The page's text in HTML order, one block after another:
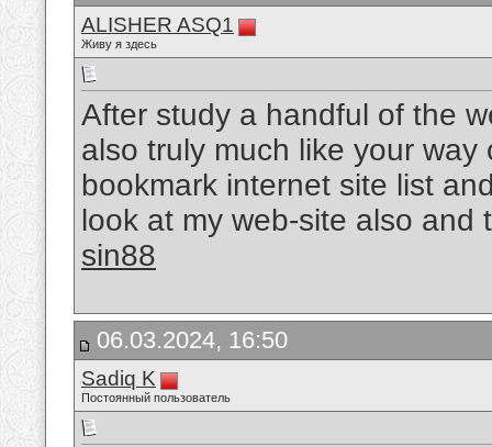
ALISHER ASQ1
Живу я здесь
After study a handful of the
also truly much like your
bookmark internet site list
look at my web-site also
sin88
06.03.2024, 16:50
Sadiq K
Постоянный пользователь